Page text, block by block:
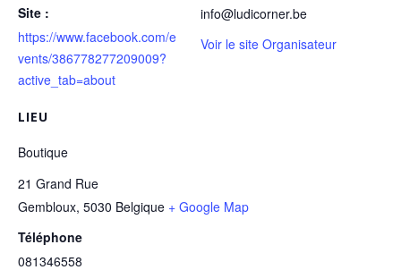
Site :
https://www.facebook.com/e
vents/386778277209009?
active_tab=about
LIEU
Boutique
21 Grand Rue
Gembloux, 5030 Belgique + Google Map
Téléphone
081346558
info@ludicorner.be
Voir le site Organisateur